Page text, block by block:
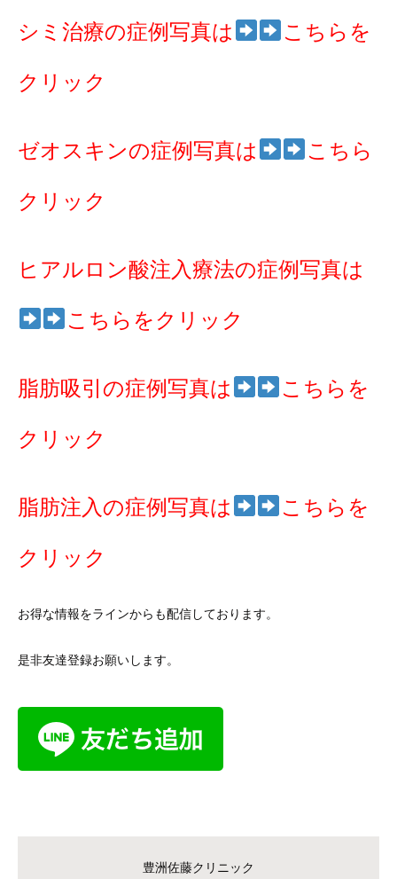
シミ治療の症例写真は こちらを
クリック
ゼオスキンの症例写真は こちら
クリック
ヒアルロン酸注入療法の症例写真は
こちらをクリック
脂肪吸引の症例写真は こちらを
クリック
脂肪注入の症例写真は こちらを
クリック
お得な情報をラインからも配信しております。
是非友達登録お願いします。
豊洲佐藤クリニック